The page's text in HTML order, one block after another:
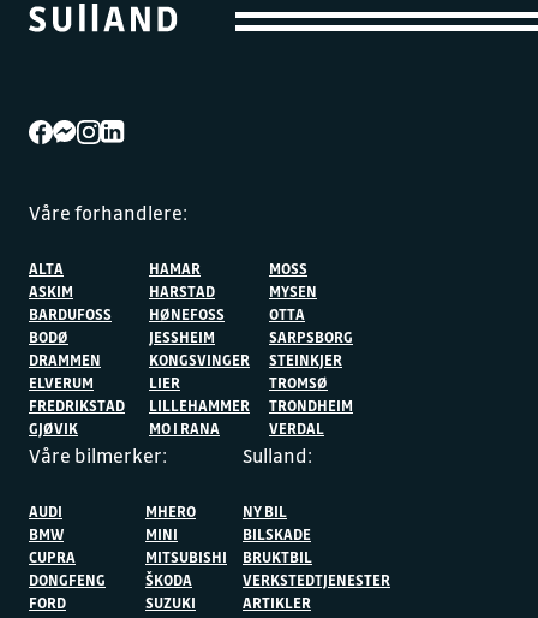
Våre forhandlere:
ALTA
ASKIM
BARDUFOSS
BODØ
DRAMMEN
ELVERUM
FREDRIKSTAD
GJØVIK
HAMAR
HARSTAD
HØNEFOSS
JESSHEIM
KONGSVINGER
LIER
LILLEHAMMER
MO I RANA
MOSS
MYSEN
OTTA
SARPSBORG
STEINKJER
TROMSØ
TRONDHEIM
VERDAL
Våre bilmerker:
AUDI
BMW
CUPRA
DONGFENG
FORD
MHERO
MINI
MITSUBISHI
ŠKODA
SUZUKI
Sulland:
NY BIL
BILSKADE
BRUKTBIL
VERKSTEDTJENESTER
ARTIKLER